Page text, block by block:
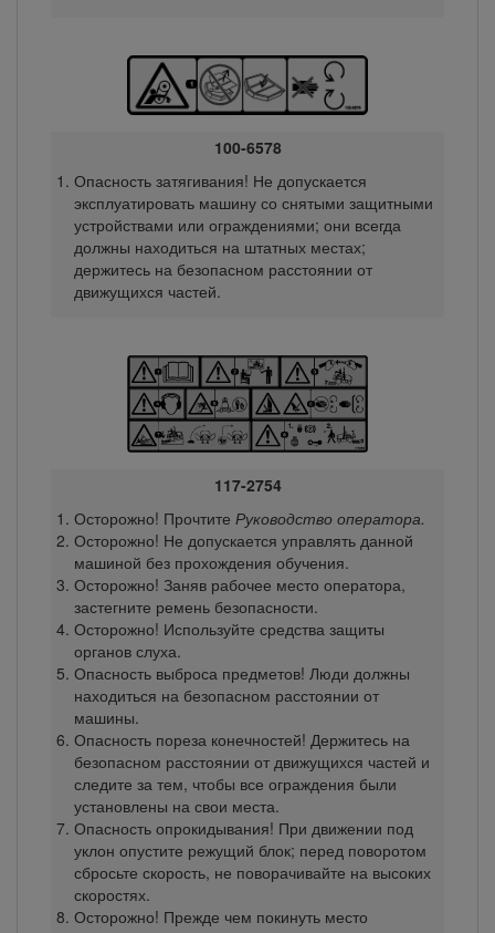
100-6578
Опасность затягивания! Не допускается
эксплуатировать машину со снятыми защитными
устройствами или ограждениями; они всегда
должны находиться на штатных местах;
держитесь на безопасном расстоянии от
движущихся частей.
117-2754
Осторожно! Прочтите Руководство оператора.
Осторожно! Не допускается управлять данной
машиной без прохождения обучения.
Осторожно! Заняв рабочее место оператора,
застегните ремень безопасности.
Осторожно! Используйте средства защиты
органов слуха.
Опасность выброса предметов! Люди должны
находиться на безопасном расстоянии от
машины.
Опасность пореза конечностей! Держитесь на
безопасном расстоянии от движущихся частей и
следите за тем, чтобы все ограждения были
установлены на свои места.
Опасность опрокидывания! При движении под
уклон опустите режущий блок; перед поворотом
сбросьте скорость, не поворачивайте на высоких
скоростях.
Осторожно! Прежде чем покинуть место